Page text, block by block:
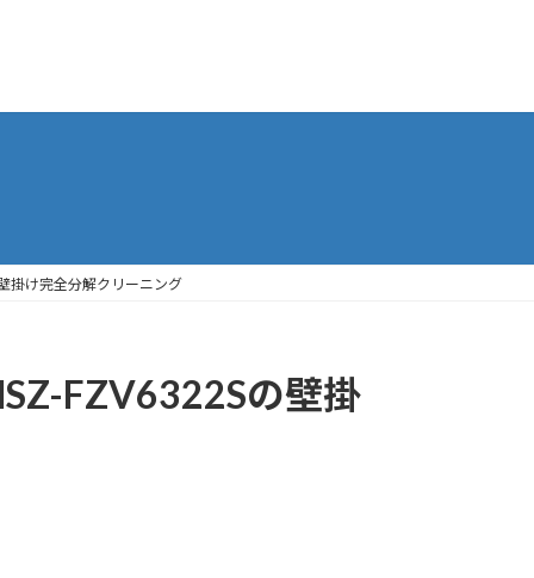
掛け完全分解クリーニング
FZV6322Sの壁掛